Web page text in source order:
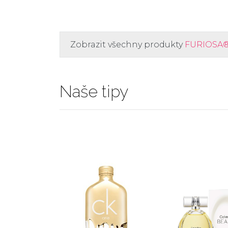
Zobrazit všechny produkty
Naše tipy